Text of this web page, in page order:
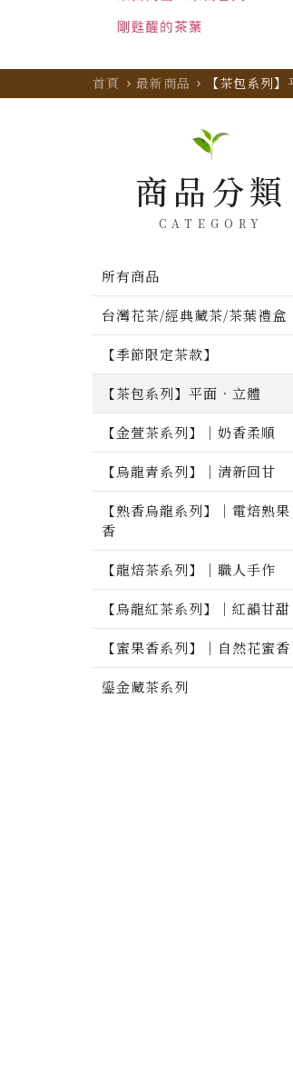
首頁 最新商品 【茶包系列
商品分類
CATEGORY
所有商品
台灣花茶/經典藏茶/茶葉禮盒
【季節限定茶款】
【茶包系列】平面．立體
【金萱茶系列】｜奶香柔順
【烏龍青系列】｜清新回甘
【熟香烏龍系列】｜電焙熟果
香
【龍焙茶系列】｜職人手作
【烏龍紅茶系列】｜紅韻甘甜
【蜜果香系列】｜自然花蜜香
鎏金藏茶系列